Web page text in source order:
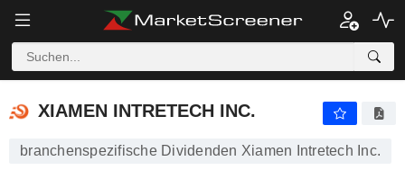
XIAMEN INTRETECH INC.
XIAMEN INTRETECH INC.
branchenspezifische Dividenden Xiamen Intretech Inc.